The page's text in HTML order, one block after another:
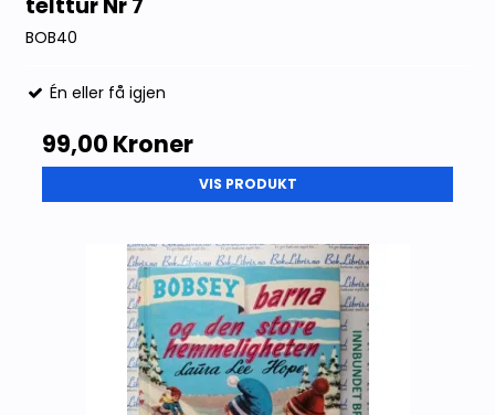
BOB40
Én eller få igjen
99,00 Kroner
VIS PRODUKT